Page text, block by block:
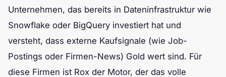
Unternehmen, das bereits in Dateninfrastruktur wie
Snowflake oder BigQuery investiert hat und
versteht, dass externe Kaufsignale (wie Job-
Postings oder Firmen-News) Gold wert sind. Für
diese Firmen ist Rox der Motor, der das volle